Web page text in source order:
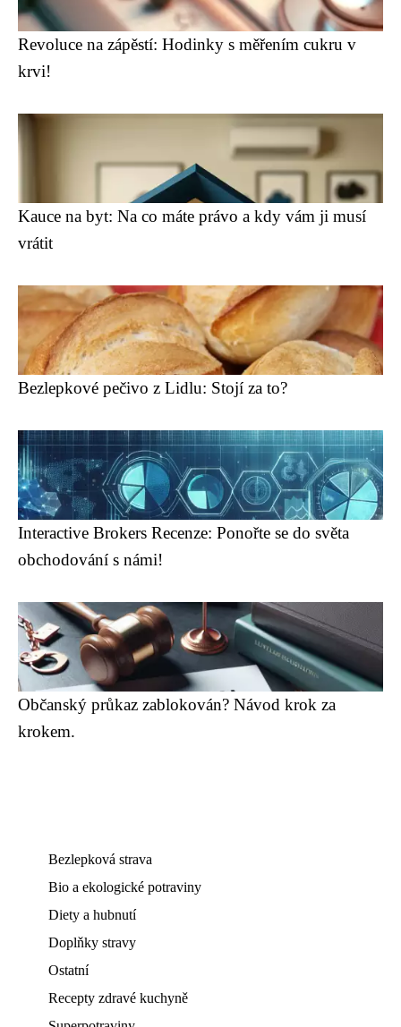
Revoluce na zápěstí: Hodinky s měřením cukru v
krvi!
Kauce na byt: Na co máte právo a kdy vám ji musí
vrátit
Bezlepkové pečivo z Lidlu: Stojí za to?
Interactive Brokers Recenze: Ponořte se do světa
obchodování s námi!
Občanský průkaz zablokován? Návod krok za
krokem.
Bezlepková strava
Bio a ekologické potraviny
Diety a hubnutí
Doplňky stravy
Ostatní
Recepty zdravé kuchyně